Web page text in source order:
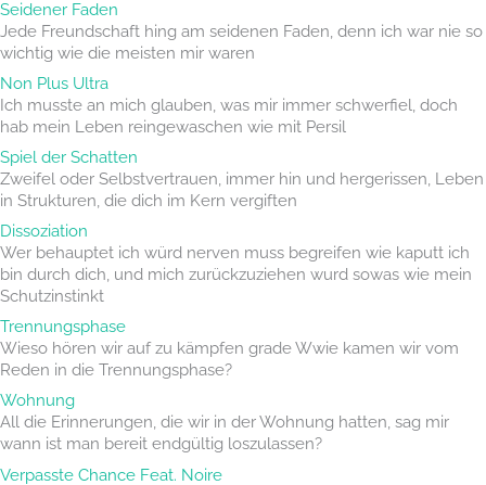
Seidener Faden
Jede Freundschaft hing am seidenen Faden, denn ich war nie so
wichtig wie die meisten mir waren
Non Plus Ultra
Ich musste an mich glauben, was mir immer schwerfiel, doch
hab mein Leben reingewaschen wie mit Persil
Spiel der Schatten
Zweifel oder Selbstvertrauen, immer hin und hergerissen, Leben
in Strukturen, die dich im Kern vergiften
Dissoziation
Wer behauptet ich würd nerven muss begreifen wie kaputt ich
bin durch dich, und mich zurückzuziehen wurd sowas wie mein
Schutzinstinkt
Trennungsphase
Wieso hören wir auf zu kämpfen grade Wwie kamen wir vom
Reden in die Trennungsphase?
Wohnung
All die Erinnerungen, die wir in der Wohnung hatten, sag mir
wann ist man bereit endgültig loszulassen?
Verpasste Chance Feat. Noire